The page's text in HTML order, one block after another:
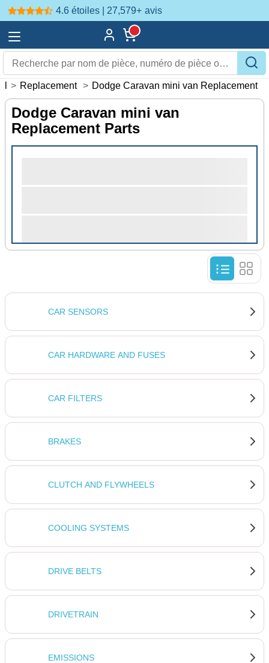
4.6 étoiles | 27,579+ avis
> Replacement > Dodge Caravan mini van Replacement
Dodge Caravan mini van
Replacement Parts
CAR SENSORS
CAR HARDWARE AND FUSES
CAR FILTERS
BRAKES
CLUTCH AND FLYWHEELS
COOLING SYSTEMS
DRIVE BELTS
DRIVETRAIN
EMISSIONS